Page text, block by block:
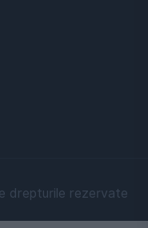
drepturile rezervate